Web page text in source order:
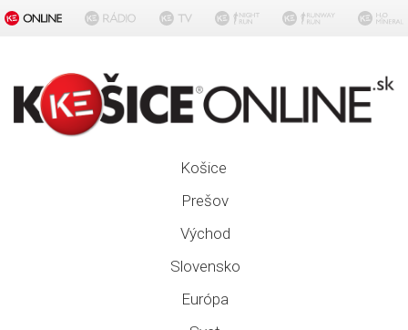
Košice
Prešov
Východ
Slovensko
Európa